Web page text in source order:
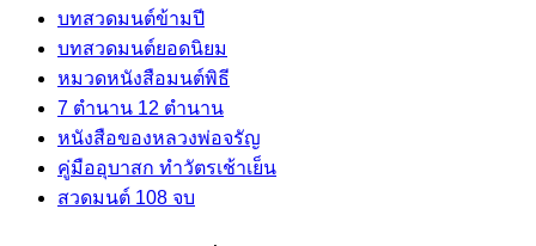
บทสวดมนต์ข้ามปี
บทสวดมนต์ยอดนิยม
หมวดหนังสือมนต์พิธี
7 ตำนาน 12 ตำนาน
หนังสือของหลวงพ่อจรัญ
คู่มืออุบาสก ทำวัตรเช้าเย็น
สวดมนต์ 108 จบ